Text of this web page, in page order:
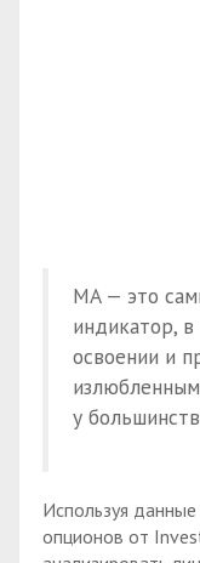
MA — это
индикатор,
освоении и
у
Используя
опционов от